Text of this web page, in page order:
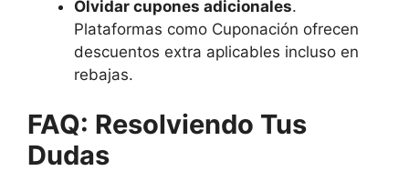
Olvidar cupones adicionales.
Plataformas como Cuponación ofrecen
descuentos extra aplicables incluso en
rebajas.
FAQ: Resolviendo Tus
Dudas